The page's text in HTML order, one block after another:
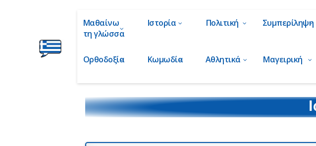
Μαθαίνω
τη γλώσσα
Ιστορία Πολιτική Συμπερίληψη
Ορθοδοξία Κωμωδία Αθλητικά Μαγειρική